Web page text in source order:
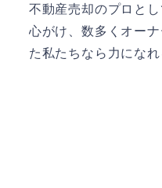
不動産売却のプロと
心がけ、数多くオー
た私たちなら力になれ